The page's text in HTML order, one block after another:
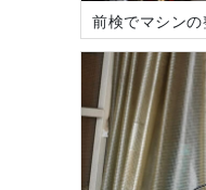
前検でマシン